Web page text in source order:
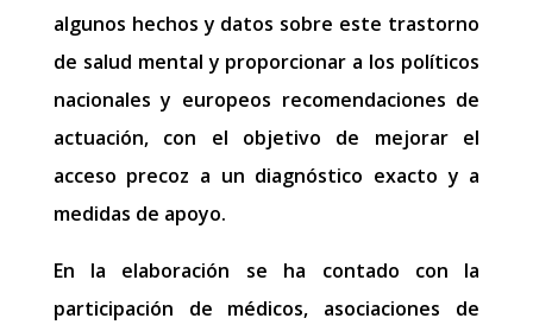
algunos hechos y datos sobre este trastorno
de salud mental y proporcionar a los políticos
nacionales y europeos recomendaciones de
actuación, con el objetivo de mejorar el
acceso precoz a un diagnóstico exacto y a
medidas de apoyo.
En la elaboración se ha contado con la
participación de médicos, asociaciones de